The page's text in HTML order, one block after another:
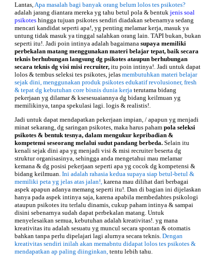
Lantas, Apa masalah bagi banyak orang belum lolos tes psikotes?
adalah jarang diantara mereka yg tahu betul pola & bentuk jenis soal
psikotes hingga tujuan psikotes sendiri diadakan sebenarnya sedang
mencari kandidat seperti apa!, yg penting melamar kerja, masuk ya
untung tidak masuk ya tinggal salahkan orang lain. TAPI bukan, bukan
seperti itu!. Jadi poin intinya adalah bagaimana supaya memiliki
perbekalan matang menggunakan materi belajar tepat, baik secara
teknis berhubungan langsung dg psikotes ataupun berhubungan
secara teknis dg visi misi recruiter, itu poin intinya!. Jadi untuk dapat
lolos & tembus seleksi tes psikotes, jelas membutuhkan materi belajar
sejak dini, menggunakan produk psikotes edukatif revolusioner, fresh
& tepat dg kebutuhan core bisnis dunia kerja terutama bidang
pekerjaan yg dilamar & ksesesuaiannya dg bidang keilmuan yg
memilikinya, tanpa spekulasi lagi. logis & realistis!.
Jadi untuk dapat mendapatkan pekerjaan impian, / apapun yg menjadi
minat sekarang, dg saringan psikotes, maka harus paham pola seleksi
psikotes & bentuk tesnya, dalam mengukur kepribadian &
kompetensi seseorang melalui sudut pandang berbeda. Selain itu
kenali sejak dini apa yg menjadi visi & misi recruiter beserta dg
struktur organisasinya, sehingga anda mengetahui mau melamar
kemana & dg posisi pekerjaan seperti apa yg cocok dg kompetensi &
bidang keilmuan. Ini adalah rahasia kedua supaya siap betul-betul &
memiliki peta yg jelas atas jalan!, karena mau dilihat dari berbagai
aspek apapun adanya memang seperti itu!. Dan di bagian ini dijelaskan
hanya pada aspek intinya saja, karena apabila membedahtes psikologi
ataupun psikotes itu terlalu dinamis, cukup paham intinya & sampai
disini sebenarnya sudah dapat perbekalan matang. Untuk
menyelesaikan semua, kebutuhan adalah kreativitas!. yg mana
kreativitas itu adalah sesuatu yg muncul secara spontan & otomatis
bahkan tanpa perlu dipelajari lagi alurnya secara teknis. Dengan
kreativitas sendiri inilah akan memabntu didapat lolos tes psikotes &
mendapatkan ap paling diinginkan, tentu lebih tahu.